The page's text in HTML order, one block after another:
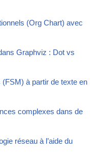
(Org Chart) avec
Graphviz : Dot vs
à partir de texte en
complexes dans de
réseau à l’aide du